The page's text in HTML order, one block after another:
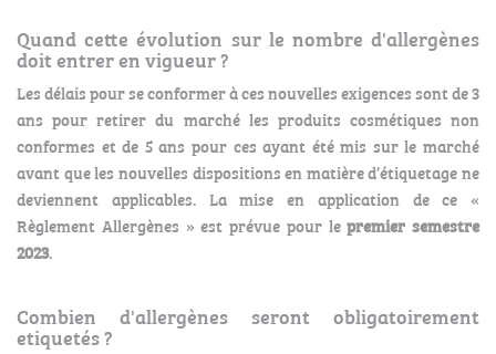
Quand cette évolution sur le nombre d'allergènes
doit entrer en vigueur ?
Les délais pour se conformer à ces nouvelles exigences sont de 3
ans pour retirer du marché les produits cosmétiques non
conformes et de 5 ans pour ces ayant été mis sur le marché
avant que les nouvelles dispositions en matière d’étiquetage ne
deviennent applicables. La mise en application de ce «
Règlement Allergènes » est prévue pour lepremier semestre
2023.
Combien d'allergènes seront obligatoirement
etiquetés ?